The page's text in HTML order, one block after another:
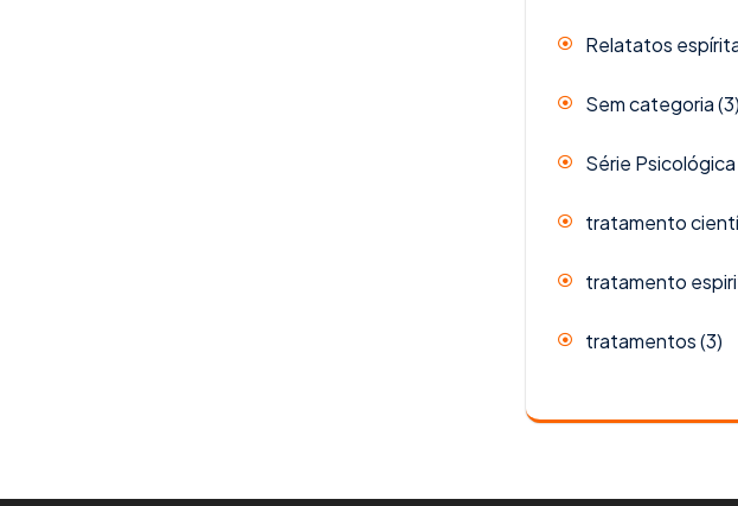
Relatatos
Sem categoria(3)
Série Psicológica
tratamento
tratamento
tratamentos(3)